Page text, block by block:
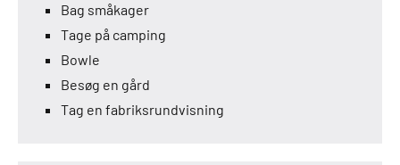
Bag småkager
Tage på camping
Bowle
Besøg en gård
Tag en fabriksrundvisning